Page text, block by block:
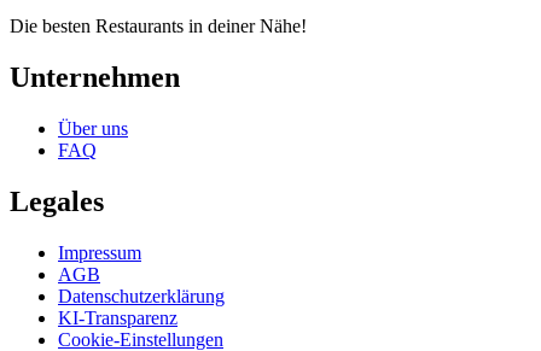
Die besten Restaurants in deiner Nähe!
Unternehmen
Über uns
FAQ
Legales
Impressum
AGB
Datenschutzerklärung
KI-Transparenz
Cookie-Einstellungen